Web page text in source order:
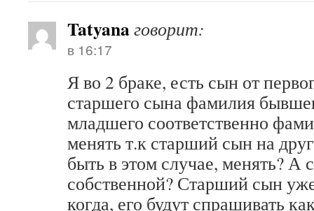
Tatyanaговорит:
в 16:17
Я во 2 браке, есть сын от
старшего сына фамилия
младшего соответственно
менять т.к старший сын на
быть в этом случае, менять? А
собственной? Старший сын
когда, его будут спрашивать